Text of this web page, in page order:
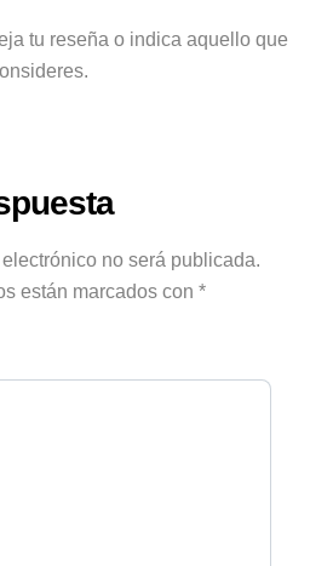
tu reseña o indica aquello que
no será publicada.
están marcados con *